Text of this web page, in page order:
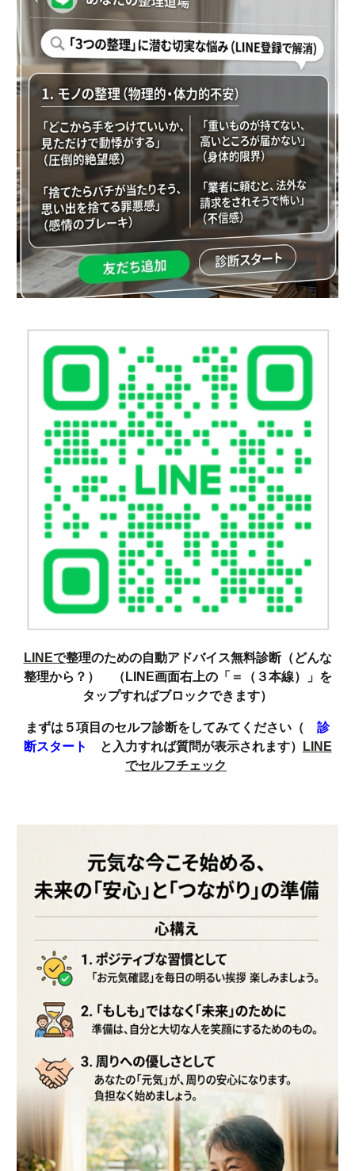
LINEで整理のための自動アドバイス無料診断（どんな
整理から？） （LINE画面右上の「＝（３本線）」を
タップすればブロックできます）
まずは５項目のセルフ診断をしてみてください（ 診
断スタート
と入力すれば質問が表示されます）
LINE
でセルフチェック